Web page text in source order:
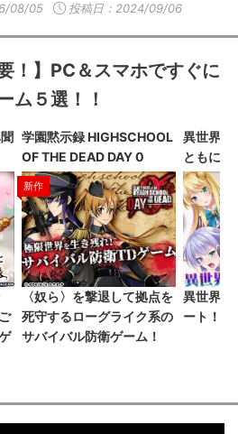
08/05 投稿日：2024/09/06
！】PC＆スマホですぐに
ム５選！！
学園黙示録 HIGHSCHOOL
OF THE DEAD DAY 0
新作
〈奴ら〉を撃退して拠点を
死守するローグライク系の
サバイバル防衛ゲーム！
異世界は
ともに
異世界で
ート！